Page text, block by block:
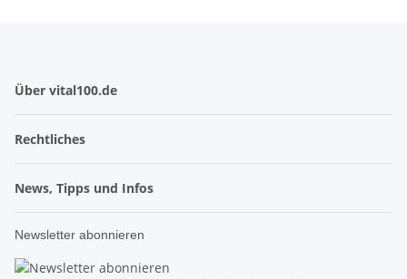
Über vital100.de
Rechtliches
News, Tipps und Infos
Newsletter abonnieren